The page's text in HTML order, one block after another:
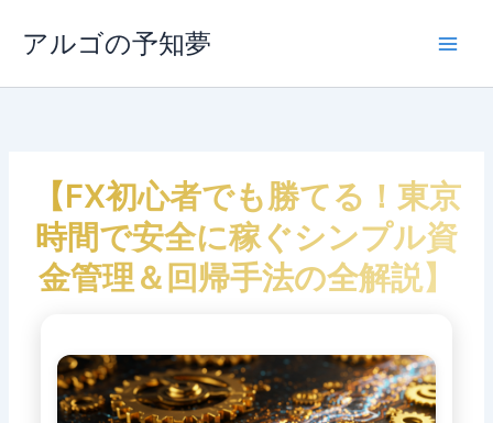
ス
アルゴの予知夢
【FX初心者でも勝てる！東京
時間で安全に稼ぐシンプル資
金管理＆回帰手法の全解説】